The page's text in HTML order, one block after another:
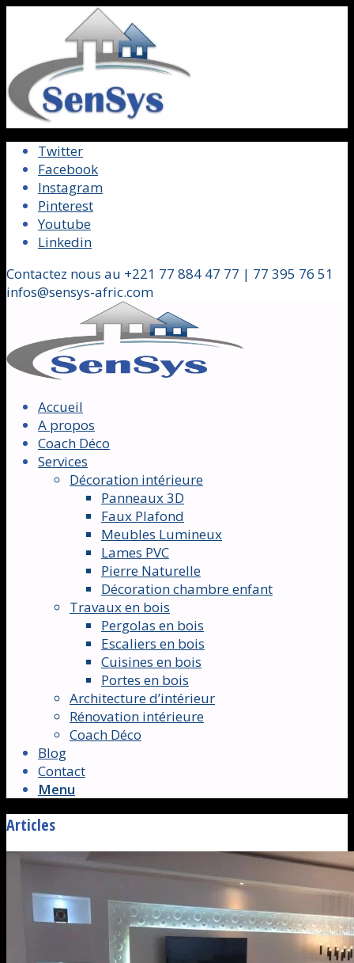
Twitter
Facebook
Instagram
Pinterest
Youtube
Linkedin
Contactez nous au +221 77 884 47 77 | 77 395 76 51
infos@sensys-afric.com
Accueil
A propos
Coach Déco
Services
Décoration intérieure
Panneaux 3D
Faux Plafond
Meubles Lumineux
Lames PVC
Pierre Naturelle
Décoration chambre enfant
Travaux en bois
Pergolas en bois
Escaliers en bois
Cuisines en bois
Portes en bois
Architecture d’intérieur
Rénovation intérieure
Coach Déco
Blog
Contact
Menu
Articles